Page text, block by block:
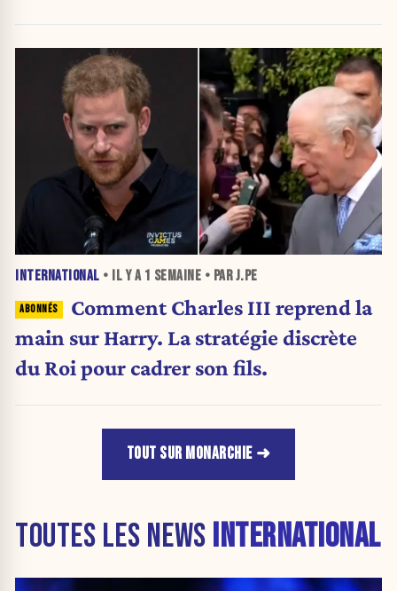
INTERNATIONAL • IL Y A 1 SEMAINE • PAR J.PE
Comment Charles III reprend la
main sur Harry. La stratégie discrète
du Roi pour cadrer son fils.
TOUT SUR MONARCHIE
TOUTES LES NEWS INTERNATIONAL